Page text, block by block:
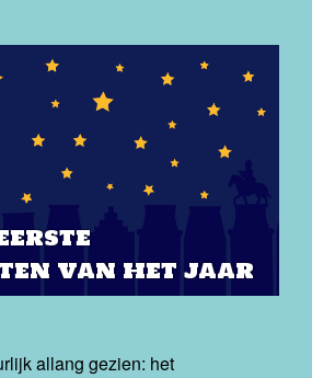
van het jaar
allang gezien: het